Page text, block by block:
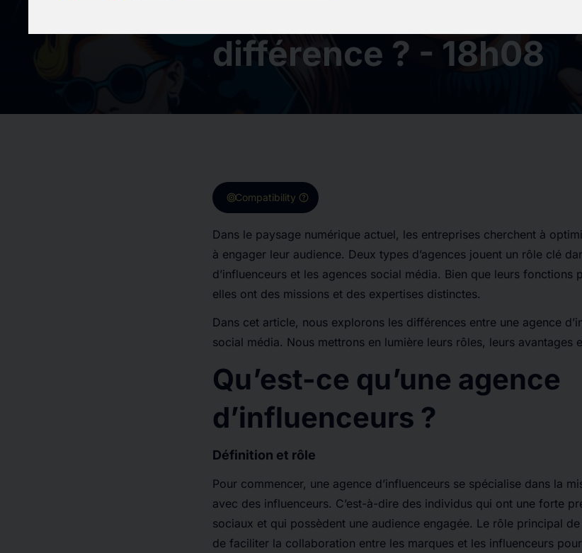
différence ? - 18h08
targetCompatibility help
Dans le paysage numérique actuel, les entreprises cherchent à
à engager leur audience. Deux types d’agences jouent un rôle clé
d’influenceurs et les agences social média. Bien que leurs fonctions
elles ont des missions et des expertises distinctes.
Dans cet article, nous explorons les différences entre une agence
social média. Nous mettrons en lumière leurs rôles, leurs avantages
Qu’est-ce qu’une agence
d’influenceurs ?
Définition et rôle
Pour commencer, une agence d’influenceurs se spécialise dans la
avec des influenceurs. C’est-à-dire des individus qui ont une forte
sociaux et qui possèdent une audience engagée. Le rôle principal de
de faciliter la collaboration entre les marques et les influenceurs